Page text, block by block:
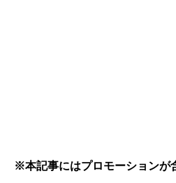
※本記事にはプロモーションが